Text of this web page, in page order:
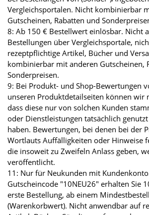
Vergleichsportalen. Nicht kombinierbar
Gutscheinen, Rabatten und
8: Ab 150 € Bestellwert einlösbar. Nicht
Bestellungen über Vergleichsportale,
rezeptpflichtige Artikel, Bücher und
kombinierbar mit anderen Gutscheinen,
Sonderpreisen.
9: Bei Produkt- und Shop-Bewertungen
unseren Produktdetailseiten können wir
dass diese nur von solchen Kunden
oder Dienstleistungen tatsächlich
haben. Bewertungen, bei denen bei der
Wortlauts Auffälligkeiten oder Hinweise
die insoweit zu Zweifeln Anlass geben,
veröffentlicht.
11: Nur für Neukunden mit
Gutscheincode "10NEU26" erhalten Sie
erste Bestellung, ab einem
(Warenkorbwert). Nicht anwendbar auf